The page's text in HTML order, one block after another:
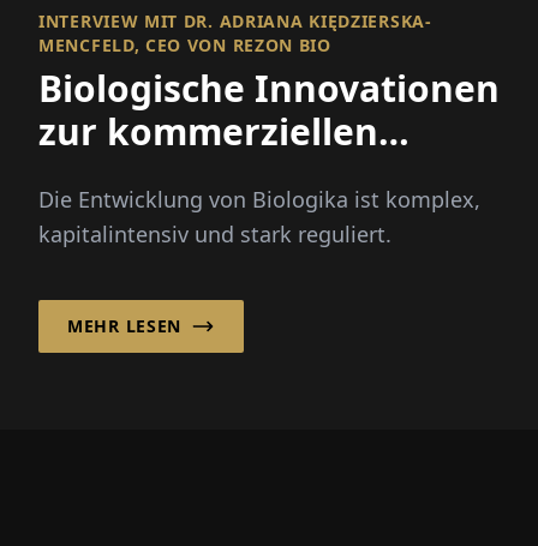
INTERVIEW MIT DR. ADRIANA KIĘDZIERSKA-
MENCFELD, CEO VON REZON BIO
Biologische Innovationen
zur kommerziellen
Die Entwicklung von Biologika ist komplex,
kapitalintensiv und stark reguliert.
MEHR LESEN